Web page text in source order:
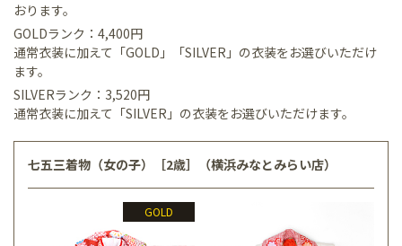
おります。
GOLDランク：4,400円
通常衣装に加えて「GOLD」「SILVER」の衣装をお選びいただけ
ます。
SILVERランク：3,520円
通常衣装に加えて「SILVER」の衣装をお選びいただけます。
七五三着物（女の子）［2歳］（横浜みなとみらい店）
GOLD